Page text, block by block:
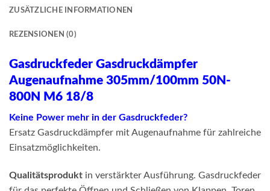
ZUSÄTZLICHE INFORMATIONEN
REZENSIONEN (0)
Gasdruckfeder Gasdruckdämpfer
Augenaufnahme 305mm/100mm 50N-
800N M6 18/8
Keine Power mehr in der Gasdruckfeder?
Ersatz Gasdruckdämpfer mit Augenaufnahme für zahlreiche
Einsatzmöglichkeiten.
Qualitätsprodukt in verstärkter Ausführung. Gasdruckfeder